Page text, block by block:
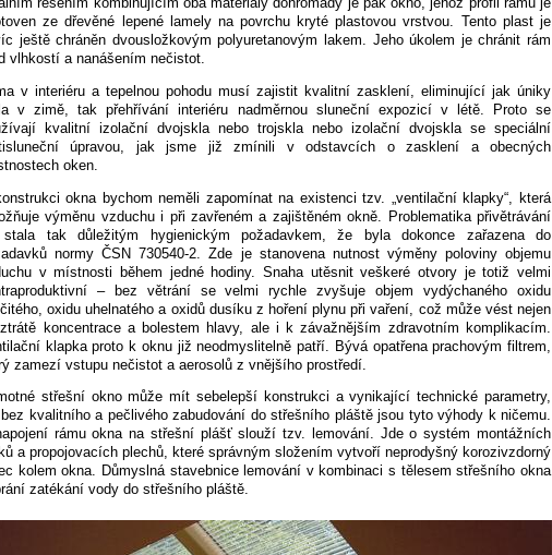
ze dřevěné lepené lamely na povrchu kryté plastovou vrstvou. Tento plast je
ještě chráněn dvousložkovým polyuretanovým lakem. Jeho úkolem je chránit rám
vlhkostí a nanášením nečistot.
v interiéru a tepelnou pohodu musí zajistit kvalitní zasklení, eliminující jak úniky
v zimě, tak přehřívání interiéru nadměrnou sluneční expozicí v létě. Proto se
kvalitní izolační dvojskla nebo trojskla nebo izolační dvojskla se speciální
úpravou, jak jsme již zmínili v odstavcích o zasklení a obecných
oken.
okna bychom neměli zapomínat na existenci tzv. „ventilační klapky“, která
výměnu vzduchu i při zavřeném a zajištěném okně. Problematika přivětrávání
tak důležitým hygienickým požadavkem, že byla dokonce zařazena do
normy ČSN 730540-2. Zde je stanovena nutnost výměny poloviny objemu
v místnosti během jedné hodiny. Snaha utěsnit veškeré otvory je totiž velmi
– bez větrání se velmi rychle zvyšuje objem vydýchaného oxidu
oxidu uhelnatého a oxidů dusíku z hoření plynu při vaření, což může vést nejen
koncentrace a bolestem hlavy, ale i k závažnějším zdravotním komplikacím.
klapka proto k oknu již neodmyslitelně patří. Bývá opatřena prachovým filtrem,
zamezí vstupu nečistot a aerosolů z vnějšího prostředí.
střešní okno může mít sebelepší konstrukci a vynikající technické parametry,
kvalitního a pečlivého zabudování do střešního pláště jsou tyto výhody k ničemu.
rámu okna na střešní plášť slouží tzv. lemování. Jde o systém montážních
a propojovacích plechů, které správným složením vytvoří neprodyšný korozivzdorný
kolem okna. Důmyslná stavebnice lemování v kombinaci s tělesem střešního okna
zatékání vody do střešního pláště.